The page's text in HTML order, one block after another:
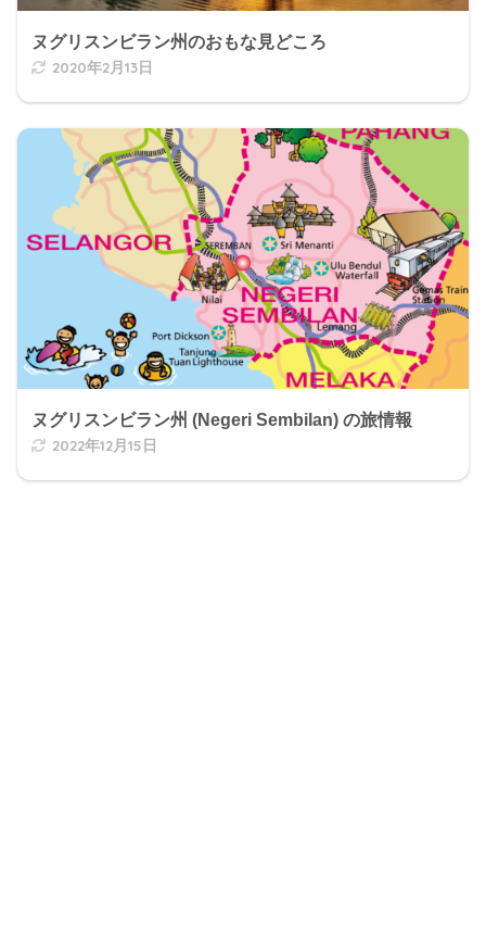
ヌグリスンビラン州のおもな見どころ
2020年2月13日
ヌグリスンビラン州 (Negeri Sembilan) の旅情報
2022年12月15日